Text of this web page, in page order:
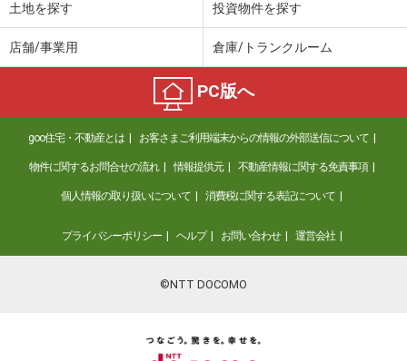
土地を探す 投資物件を探す
店舗/事業用 倉庫/トランクルーム
PC版へ
goo住宅・不動産とは お客さまご利用端末からの情報の外部送信について
物件に関するお問合せの流れ 情報提供元 不動産情報に関する免責事項
個人情報の取り扱いについて 消費税に関する表記について
プライバシーポリシー ヘルプ お問い合わせ 運営会社
©NTT DOCOMO